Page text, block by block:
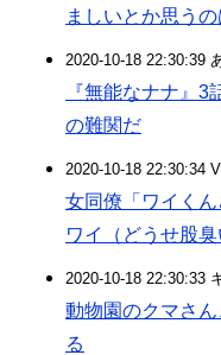
ましいとか思うの
2020-10-18 22:30:39
『無能なナナ』
の難関だ
2020-10-18 22:30:34
女同僚「ワイくん
ワイ（どうせ股臭
2020-10-18 22:30:33
動物園のクマさ
る